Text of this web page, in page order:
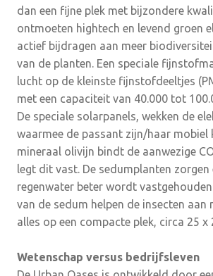
dan een fijne plek met bijzondere
ontmoeten hightech en levend groen
actief bijdragen aan meer
van de planten. Een speciale
lucht op de kleinste fijnstofdeeltjes
met een capaciteit van 40.000 tot
De speciale solarpanels, wekken de
waarmee de passant zijn/haar mobiel
mineraal olivijn bindt de aanwezige
legt dit vast. De sedumplanten
regenwater beter wordt
van de sedum helpen de insecten aan
alles op een compacte plek, circa 25 x
Wetenschap versus bedrijfsleven